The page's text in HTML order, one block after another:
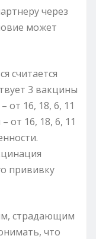
через
может
считается
3 вакцины
от 16, 18, 6, 11
от 16, 18, 6, 11
прививку
страдающим
что